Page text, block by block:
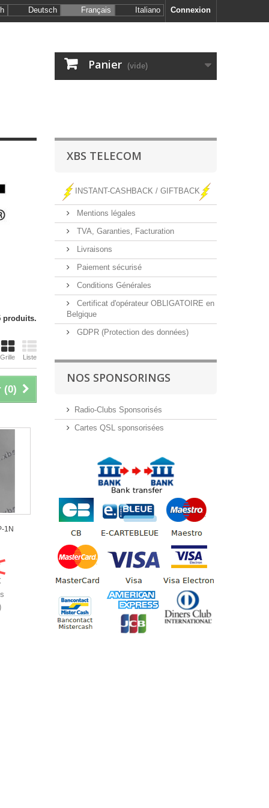
Connexion
Deutsch Français Italiano
Panier (vide)
produits.
Grille Liste
(0)
1N
XBS TELECOM
INSTANT-CASHBACK / GIFTBACK
Mentions légales
TVA, Garanties, Facturation
Livraisons
Paiement sécurisé
Conditions Générales
Certificat d'opérateur OBLIGATOIRE en
Belgique
GDPR (Protection des données)
NOS SPONSORINGS
Radio-Clubs Sponsorisés
Cartes QSL sponsorisées